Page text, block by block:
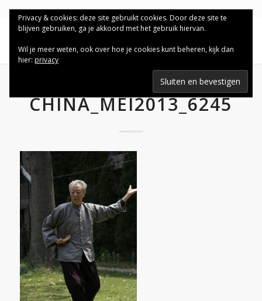
CHINA_MEI2013_6245
Privacy & cookies: deze site gebruikt cookies. Door deze site te
blijven gebruiken, ga je akkoord met het gebruik hiervan.
Wil je meer weten, ook over hoe je cookies kunt beheren, kijk dan
hier: privacy